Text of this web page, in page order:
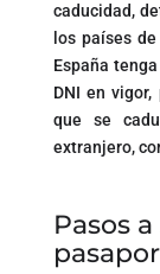
caducidad,
los países
España
DNI en
que se
extranjero,
Pasos